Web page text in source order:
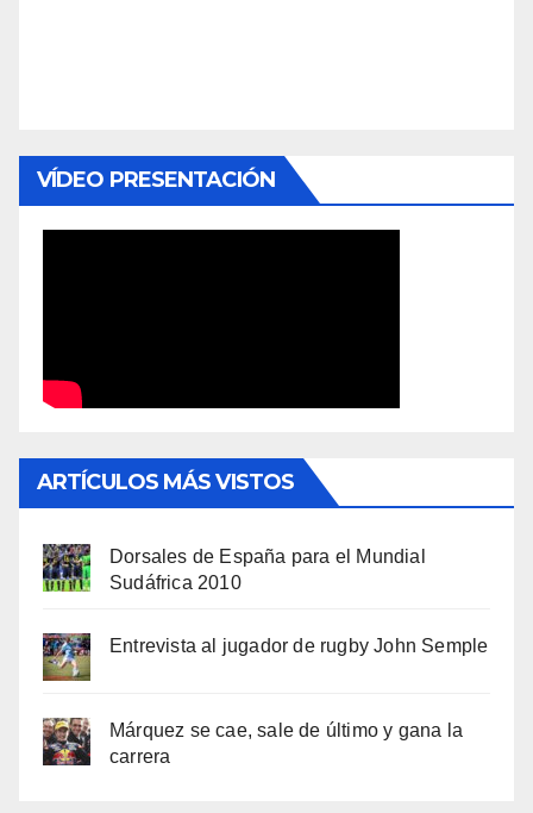
VÍDEO PRESENTACIÓN
ARTÍCULOS MÁS VISTOS
Dorsales de España para el Mundial
Sudáfrica 2010
Entrevista al jugador de rugby John Semple
Márquez se cae, sale de último y gana la
carrera